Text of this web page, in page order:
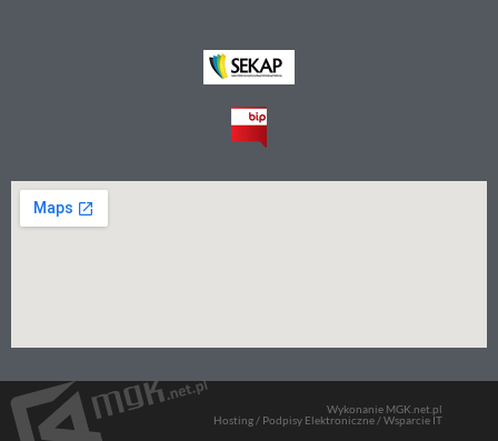
Wykonanie MGK.net.pl
Hosting / Podpisy Elektroniczne / Wsparcie IT